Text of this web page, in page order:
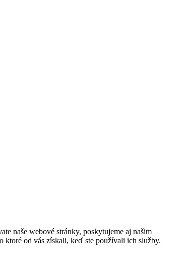
naše webové stránky, poskytujeme aj našim
ktoré od vás získali, keď ste používali ich služby.